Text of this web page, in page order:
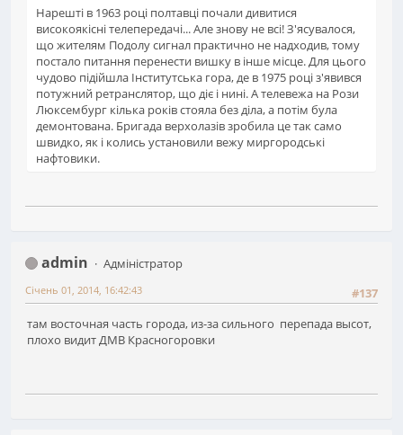
Нарешті в 1963 році полтавці почали дивитися
високоякісні телепередачі... Але знову не всі! З'ясувалося,
що жителям Подолу сигнал практично не надходив, тому
постало питання перенести вишку в інше місце. Для цього
чудово підійшла Інститутська гора, де в 1975 році з'явився
потужний ретранслятор, що діє і нині. А телевежа на Рози
Люксембург кілька років стояла без діла, а потім була
демонтована. Бригада верхолазів зробила це так само
швидко, як і колись установили вежу миргородські
нафтовики.
admin
Адміністратор
#137
Січень 01, 2014, 16:42:43
там восточная часть города, из-за сильного перепада высот,
плохо видит ДМВ Красногоровки